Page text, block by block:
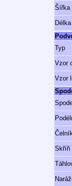
Šířka
Typ
Vzor
Vzor
Skříň